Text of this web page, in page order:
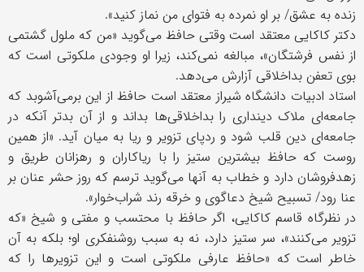
زنده به عشق/ بر او نمرده به فتوای من نماز کنید».
دکتر کاکایی معتقد است وقتی حافظ می‌گوید «من که ملول گشتمی
از نفس فرشتگان»، مبالغه نمی‌کند، زیرا او وجودی ملکوتی است که
بوی تعفن بداخلاقی آزارش می‌دهد.
استاد ادبیات دانشگاه شیراز معتقد است حافظ از این برمی‌آشوبد که
جامعه‌ای ملاک دینداری را بداخلاقی‌ها بداند و از آن بدتر آنکه در
جامعه‌ای دین قلب شود و ردپای تزویر و ریا به میان آید. «از همین
روست که حافظ بیشترین ستیز را با ریاکاران و رهزانان طریق و
زهدفروشان دارد و خطاب به آنها می‌گوید ترسم که روز حشر عنان بر
عنا رود/ تسبیح شیخ دعاگوی و خرقه رند شراب‌خوار».
در نظرگاه قاسم کاکایی، اگر حافظ با محتسب و مفتی و شیخ «که
تزویر می‌کنند»، سر ستیز دارد، نه به سبب روشنفکری او؛ بلکه به آن
خاطر است که «حافظ عارفی ملکوتی است و این تزویرها را که